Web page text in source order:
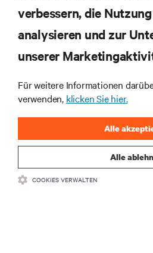
RESSOURCEN
SUPPORT
UNTERNEHMEN
BLEIBEN SIE MIT UNS IN KONTAKT
verbessern, die
analysieren und zur
unserer
Für weitere Informationen
verwenden, klicken Sie hier.
Alle
Alle
COOKIES VERWALTEN